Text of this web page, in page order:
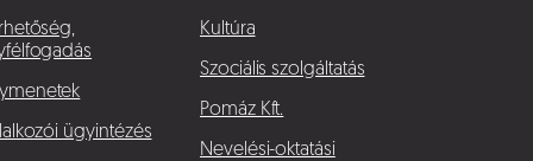
ügyintézés
Kultúra
Szociális szolgáltatás
Pomáz Kft.
Nevelési-oktatási